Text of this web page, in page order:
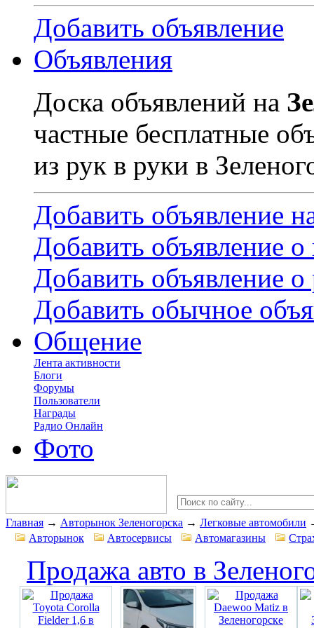
Добавить объявление
Объявления
Доска объявлений на
частные бесплатные
из рук в руки в
Добавить объявление
Добавить объявление
Добавить объявление о
Добавить обычное
Общение
Лента активности
Блоги
Форумы
Пользователи
Награды
Радио Онлайн
Фото
Главная → Авторынок Зеленогорска → Легковые автомобили
Авторынок
Автосервисы Автомагазины
Продажа авто в